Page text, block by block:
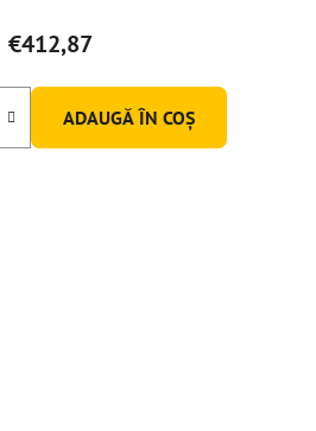
€412,87
ADAUGĂ ÎN COŞ